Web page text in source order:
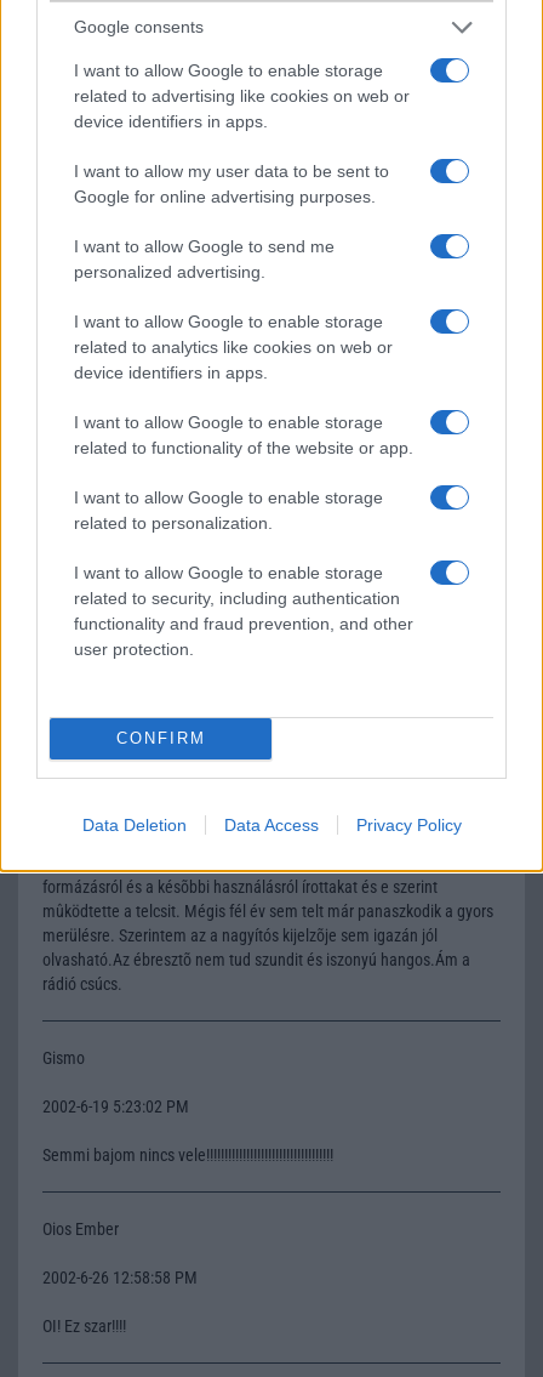
Google consents
I want to allow Google to enable storage
related to advertising like cookies on web or
device identifiers in apps.
I want to allow my user data to be sent to
Google for online advertising purposes.
I want to allow Google to send me
personalized advertising.
I want to allow Google to enable storage
related to analytics like cookies on web or
device identifiers in apps.
I want to allow Google to enable storage
related to functionality of the website or app.
I want to allow Google to enable storage
related to personalization.
I want to allow Google to enable storage
related to security, including authentication
functionality and fraud prevention, and other
user protection.
CONFIRM
Data Deletion Data Access Privacy Policy
Nekem is ilyen van, aksit én is elöször elb..tam, de vettem a Tököly
GSM-nél Utángyártott akksikat -2500 magyar pénzéé- amiket most
már rendesen használva. Telep gyenge feliratig meritve tökéletesen
müködnek. 3-4 napig kibirják kevés merüléssel. Holott szinte mindig
több órát rádiózom illetve fél órány beszélgetés produkálok.. De
viszont 1 gondom van vele, Logikernél járt az enyém is és azóta
idönként magától kikapcsol. Visszavittem, újra feltöltötték a frissítés,
Lehet valami régebbi szerelés és nem bírja az új szoftrert.. No mind
1. Most készülök vmi másik telót venni. Ajánlom is meg ellenzem is.
kaphattam volna... Üdv.
2002-3-16 7:33:39 PM
Én személy szerint meg voltam elégedve vele - amíg el nem lopták -,
bár 3 hónap után felmondta az aksi a szolgálatot (ez úgy látszik
vele, hogy nagyon hamar leszívta az aksit. :(( Azért egy pár hibája
van: pl: az "ébresztõ"-je elég trükkös... Kezdésnek nem volt rossz.Na
2002-6-9 9:28:13 AM
megtapasztalásaim. A rádió ér valamit az egészben. A haver csak
telefonálásra használja nem szokott sem rádiózni, sem játszani
formázásról és a késõbbi használásról írottakat és e szerint
mûködtette a telcsit. Mégis fél év sem telt már panaszkodik a gyors
merülésre. Szerintem az a nagyítós kijelzõje sem igazán jól
olvasható.Az ébresztõ nem tud szundit és iszonyú hangos.Ám a
rádió csúcs.
Gismo
2002-6-19 5:23:02 PM
Semmi bajom nincs vele!!!!!!!!!!!!!!!!!!!!!!!!!!!!!!!!!!!
Oios Ember
2002-6-26 12:58:58 PM
OI! Ez szar!!!!